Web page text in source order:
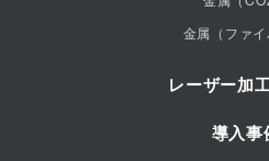
金属（ファイ
レーザー加
導入事